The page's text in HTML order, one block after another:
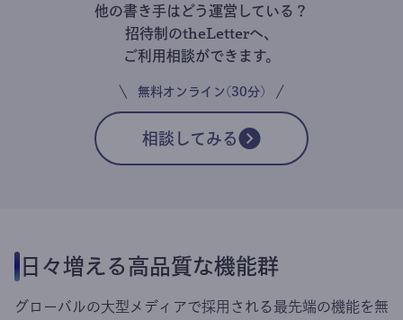
他の書き手はどう運営している？
招待制のtheLetterへ、
ご利用相談ができます。
無料オンライン(30分)
相談してみる
日々増える高品質な機能群
グローバルの大型メディアで採用される最先端の機能を無